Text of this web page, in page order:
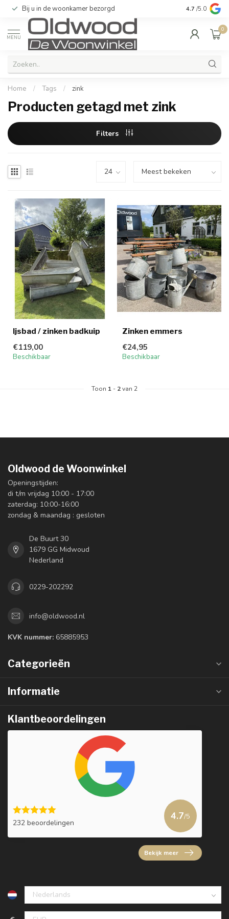
Bij u in de woonkamer bezorgd Kwaliteit &
4.7 /5.0
MENU
0
Home / Tags / zink
Producten getagd met zink
Filters
Ijsbad / zinken badkuip
€119,00
Beschikbaar
Zinken emmers
€24,95
Beschikbaar
Toon 1 - 2van 2
Oldwood de Woonwinkel
Openingstijden:
di t/m vrijdag 10:00 - 17:00
zaterdag: 10:00-16:00
zondag & maandag : gesloten
De Buurt 30
1679 GG Midwoud
Nederland
0229-202292
info@oldwood.nl
KVK nummer: 65885953
Categorieën
Informatie
Klantbeoordelingen
232 beoordelingen
4.7/5
Bekijk meer